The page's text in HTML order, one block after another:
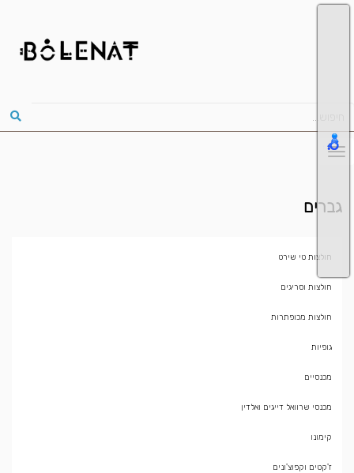
גברים
חולצות טי שירט
חולצות וסריגים
חולצות מכופתרות
גופיות
מכנסיים
מכנסי שרוואל דייגים ואלדין
קימונו
ז'קטים וקפוצ'ונים